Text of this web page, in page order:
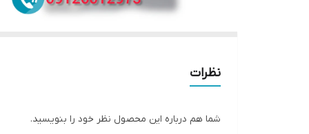
نظرات
شما هم درباره این محصول نظر خود را بنویسید.